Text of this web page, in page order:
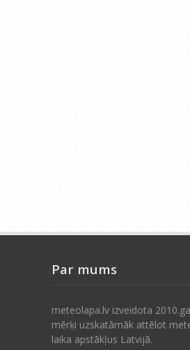
Par mums
meteolapa.lv izveidota
mērķi uzskatāmāk attēlot
laika apstākļus Latvijā.